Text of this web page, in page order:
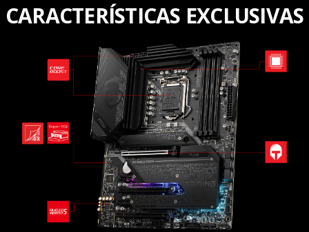
CARACTERÍSTICAS EXCLUSIVAS